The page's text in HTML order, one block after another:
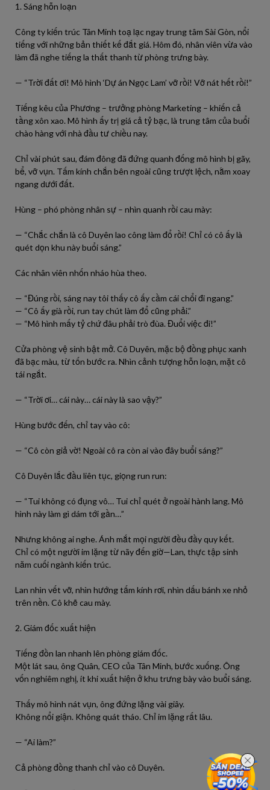
1. Sáng hỗn loạn
Công ty kiến trúc Tân Minh toạ lạc ngay trung tâm Sài Gòn, nổi
tiếng với những bản thiết kế đắt giá. Hôm đó, nhân viên vừa vào
làm đã nghe tiếng la thất thanh từ phòng trưng bày.
— “Trời đất ơi! Mô hình ‘Dự án Ngọc Lam’ vỡ rồi! Vỡ nát hết rồi!”
Tiếng kêu của Phương – trưởng phòng Marketing – khiến cả
tầng xôn xao. Mô hình ấy trị giá cả tỷ bạc, là trung tâm của buổi
chào hàng với nhà đầu tư chiều nay.
Chỉ vài phút sau, đám đông đã đứng quanh đống mô hình bị gãy,
bể, vỡ vụn. Tấm kính chắn bên ngoài cũng trượt lệch, nằm xoay
ngang dưới đất.
Hùng – phó phòng nhân sự – nhìn quanh rồi cau mày:
— “Chắc chắn là cô Duyên lao công làm đổ rồi! Chỉ có cô ấy là
quét dọn khu này buổi sáng.”
Các nhân viên nhốn nháo hùa theo.
— “Đúng rồi, sáng nay tôi thấy cô ấy cầm cái chổi đi ngang.”
— “Cô ấy già rồi, run tay chút làm đổ cũng phải.”
— “Mô hình mấy tỷ chứ đâu phải trò đùa. Đuổi việc đi!”
Cửa phòng vệ sinh bật mở. Cô Duyên, mặc bộ đồng phục xanh
đã bạc màu, từ tốn bước ra. Nhìn cảnh tượng hỗn loạn, mặt cô
tái ngắt.
— “Trời ơi… cái này… cái này là sao vậy?”
Hùng bước đến, chỉ tay vào cô:
— “Cô còn giả vờ! Ngoài cô ra còn ai vào đây buổi sáng?”
Cô Duyên lắc đầu liên tục, giọng run run:
— “Tui không có đụng vô… Tui chỉ quét ở ngoài hành lang. Mô
hình này làm gì dám tới gần…”
Nhưng không ai nghe. Ánh mắt mọi người đều đầy quy kết.
Chỉ có một người im lặng từ nãy đến giờ—Lan, thực tập sinh
năm cuối ngành kiến trúc.
Lan nhìn vết vỡ, nhìn hướng tấm kính rơi, nhìn dấu bánh xe nhỏ
trên nền. Cô khẽ cau mày.
2. Giám đốc xuất hiện
Tiếng đồn lan nhanh lên phòng giám đốc.
Một lát sau, ông Quân, CEO của Tân Minh, bước xuống. Ông
vốn nghiêm nghị, ít khi xuất hiện ở khu trưng bày vào buổi sáng.
Thấy mô hình nát vụn, ông đứng lặng vài giây.
Không nổi giận. Không quát tháo. Chỉ im lặng rất lâu.
— “Ai làm?”
Cả phòng đồng thanh chỉ vào cô Duyên.